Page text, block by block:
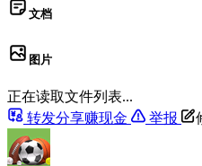
文档
图片
正在读取文件列表...
转发分享赚现金
举报